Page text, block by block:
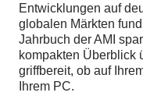
Entwicklungen auf
globalen Märkten
Jahrbuch der AMI
kompakten Überblick
griffbereit, ob auf
Ihrem PC.